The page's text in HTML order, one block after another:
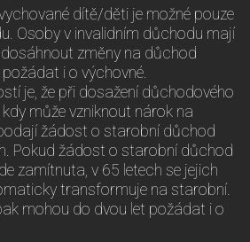
dítě/děti je možné pouze
Osoby v invalidním důchodu mají
změny na důchod
i o výchovné.
je, že při dosažení důchodového
může vzniknout nárok na
žádost o starobní důchod
Pokud žádost o starobní důchod
zamítnuta, v 65 letech se jejich
transformuje na starobní.
mohou do dvou let požádat i o